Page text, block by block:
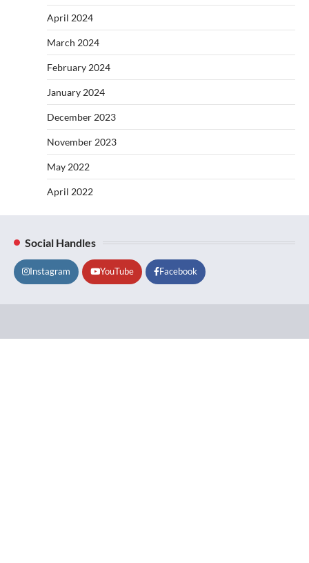
April 2024
March 2024
February 2024
January 2024
December 2023
November 2023
May 2022
April 2022
Social Handles
Instagram YouTube Facebook